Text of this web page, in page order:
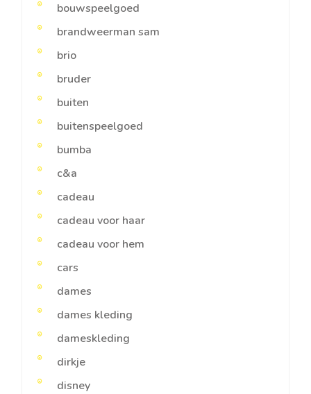
bouwspeelgoed
brandweerman sam
brio
bruder
buiten
buitenspeelgoed
bumba
c&a
cadeau
cadeau voor haar
cadeau voor hem
cars
dames
dames kleding
dameskleding
dirkje
disney